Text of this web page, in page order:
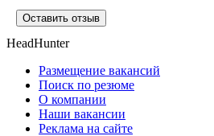
Оставить отзыв
HeadHunter
Размещение вакансий
Поиск по резюме
О компании
Наши вакансии
Реклама на сайте